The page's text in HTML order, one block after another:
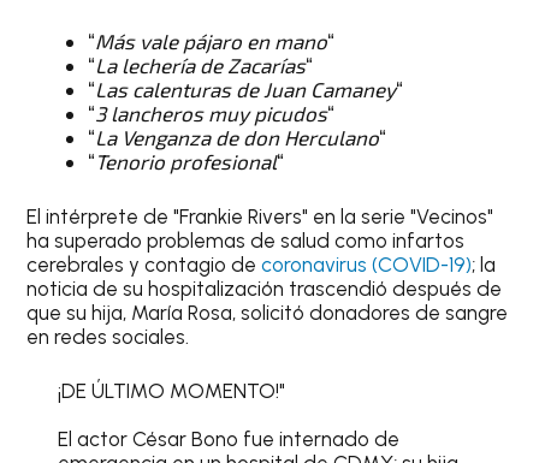
“Más vale pájaro en mano“
“La lechería de Zacarías“
“Las calenturas de Juan Camaney“
“3 lancheros muy picudos“
“La Venganza de don Herculano“
“ Tenorio profesional“
El intérprete de "Frankie Rivers" en la serie "Vecinos"
ha superado problemas de salud como infartos
cerebrales y contagio decoronavirus (COVID-19); la
noticia de su hospitalización trascendió después de
que su hija, María Rosa, solicitó donadores de sangre
en redes sociales.
¡DE ÚLTIMO MOMENTO!"
El actor César Bono fue internado de